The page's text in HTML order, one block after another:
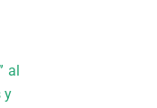
al
y